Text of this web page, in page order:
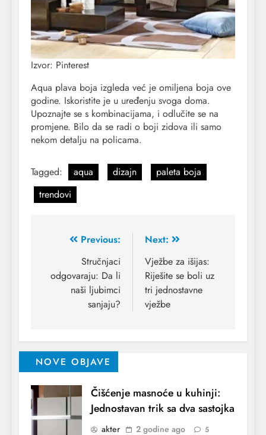
Izvor: Pinterest
Aqua plava boja izgleda već je omiljena boja ove
godine. Iskoristite je u uređenju svoga doma.
Upoznajte se s kombinacijama, i odlučite se na
promjene. Bilo da se radi o boji zidova ili samo
nekom detalju na policama.
Tagged: aqua dizajn
paleta boja
trendovi
Previous:
Stručnjaci
odgovaraju: Da li
naši ljubimci
sanjaju?
Next:
Vježbe za išijas:
Riješite se boli uz
tri jednostavne
vježbe
NOVE OBJAVE
Čišćenje masnoće u kuhinji:
Jednostavan trik sa dva sastojka
akter 2 godine ago 5